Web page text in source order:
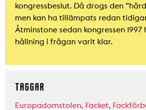
kongressbeslut. Då drogs den
men kan ha tillämpats redan
Åtminstone sedan kongressen
hållning i frågan varit klar.
TAGGAR
Europadomstolen, Facket,